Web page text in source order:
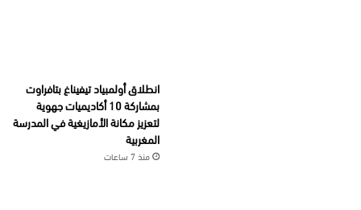
انطلاق أولمبياد تيفيناغ بتافراوت
بمشاركة 10 أكاديميات جهوية
لتعزيز مكانة الأمازيغية في المدرسة
المغربية
منذ 7 ساعات